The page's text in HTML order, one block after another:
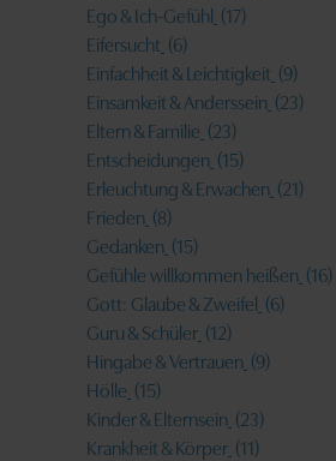
Ego & Ich-Gefühl (17)
Eifersucht (6)
Einfachheit & Leichtigkeit (9)
Einsamkeit & Anderssein (23)
Eltern & Familie (23)
Entscheidungen (15)
Erleuchtung & Erwachen (21)
Frieden (8)
Gedanken (15)
Gefühle willkommen heißen (16)
Gott: Glaube & Zweifel
(6)
Guru & Schüler (12)
Hingabe & Vertrauen (9)
Hölle (15)
Kinder & Elternsein (23)
Krankheit & Körper (11)